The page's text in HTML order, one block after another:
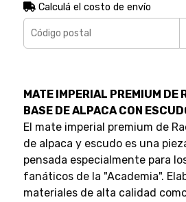
Calculá el costo de envío
MATE IMPERIAL PREMIUM DE
BASE DE ALPACA CON
El mate imperial premium de
de alpaca y escudo es una
pensada especialmente para
fanáticos de la "Academia".
materiales de alta calidad